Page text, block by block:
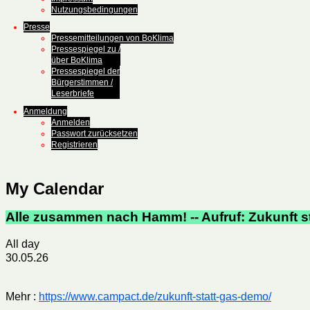
Nutzungsbedingungen
Presse
Pressemitteilungen von BoKlima
Pressespiegel zu /
über BoKlima
Pressespiegel der
Bürgerstimmen /
Leserbriefe
Anmeldung
Anmelden
Passwort zurücksetzen
Registrieren
My Calendar
Alle zusammen nach Hamm! -- Aufruf: Zukunft
All day
30.05.26
Mehr : https://www.campact.de/zukunft-statt-gas-demo/